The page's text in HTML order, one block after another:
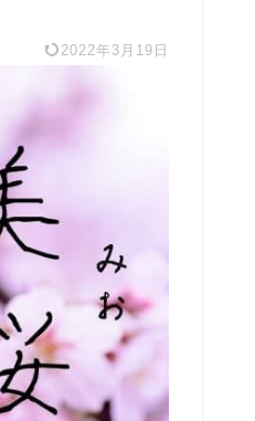
2022年3月19日